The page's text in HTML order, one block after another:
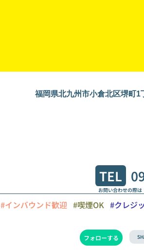
福岡県北九州市小倉北区堺町1
TEL
お問い合わせの際
#インバウンド歓迎 #喫煙OK #クレジ
フォローする